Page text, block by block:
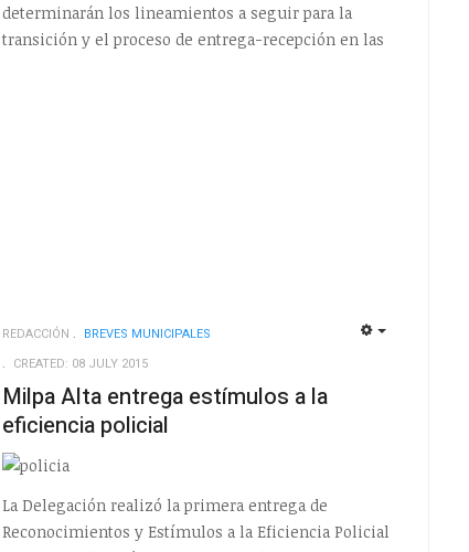
determinarán los lineamientos a seguir para la
transición y el proceso de entrega-recepción en las
REDACCIÓN
BREVES MUNICIPALES
CREATED: 08 JULY 2015
Milpa Alta entrega estímulos a la
eficiencia policial
La Delegación realizó la primera entrega de
Reconocimientos y Estímulos a la Eficiencia Policial